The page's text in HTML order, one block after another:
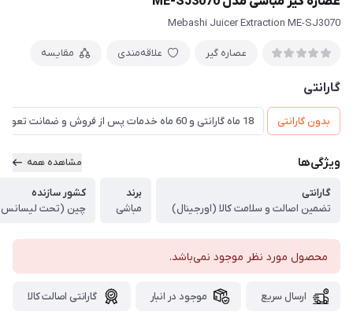
Mebashi Juicer Extraction ME-SJ3070
عصاره گیر علاقه‌مندی مقایسه
گارانتی
بدون گارانتی 18 ماه گارانتی و 60 ماه خدمات پس از فروش و ضمانت تعویض
ویژگی‌ها مشاهده همه
گارانتی
تضمین اصالت و سلامت کالا (اورجینال)
برند
مباشی
کشور سازنده
چین (تحت لیسانس
محصول مورد نظر موجود نمی‌باشد.
ارسال سریع موجود در انبار گارانتی اصالت کالا